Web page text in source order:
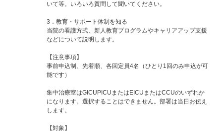
いて等。いろいろ質問して聞いてください。
3．教育・サポート体制を知る
当院の看護方式、新人教育プログラムやキャリアアップ支援
などについて説明します。
【注意事項】
事前申込制、先着順、各回定員4名（ひとり1回のみ申込が可
能です）
集中治療室はGICUPICUまたはEICUまたはCCUのいずれか
になります。選択することはできません。部署は当日お伝え
します。
【対象】